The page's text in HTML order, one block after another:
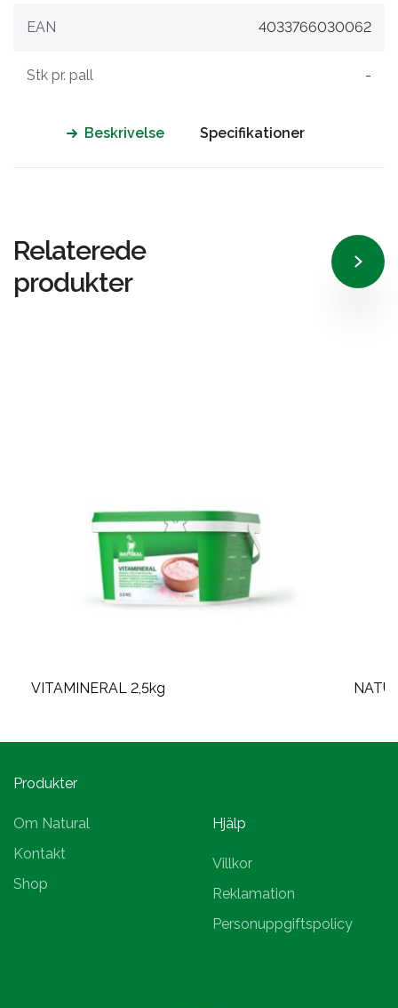
EAN 4033766030062
Stk pr. pall -
Beskrivelse Specifikationer
Relaterede
produkter
VITAMINERAL 2,5kg
Produkter
Om Natural
Kontakt
Shop
Hjälp
Villkor
Reklamation
Personuppgiftspolicy